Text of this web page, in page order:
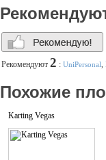
Рекомендуют 2 : UniPersonal
Похожие
Karting Vegas